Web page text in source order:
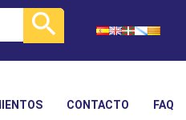
CONTACTO FAQ